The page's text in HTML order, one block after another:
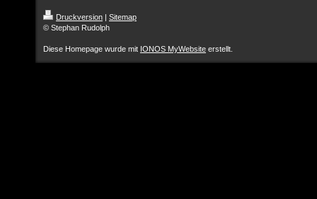
Druckversion | Sitemap
© Stephan Rudolph
Diese Homepage wurde mit IONOS MyWebsite erstellt.